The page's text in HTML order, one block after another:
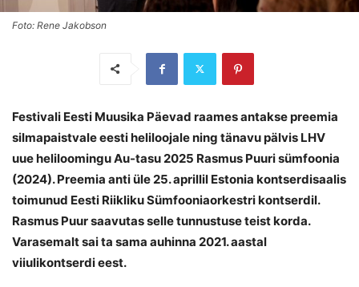
Foto: Rene Jakobson
Festivali Eesti Muusika Päevad raames antakse preemia
silmapaistvale eesti heliloojale ning tänavu pälvis LHV
uue heliloomingu Au-tasu 2025 Rasmus Puuri sümfoonia
(2024). Preemia anti üle 25. aprillil Estonia kontserdisaalis
toimunud Eesti Riikliku Sümfooniaorkestri kontserdil.
Rasmus Puur saavutas selle tunnustuse teist korda.
Varasemalt sai ta sama auhinna 2021. aastal
viiulikontserdi eest.